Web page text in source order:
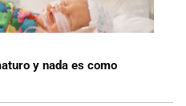
y nada es como